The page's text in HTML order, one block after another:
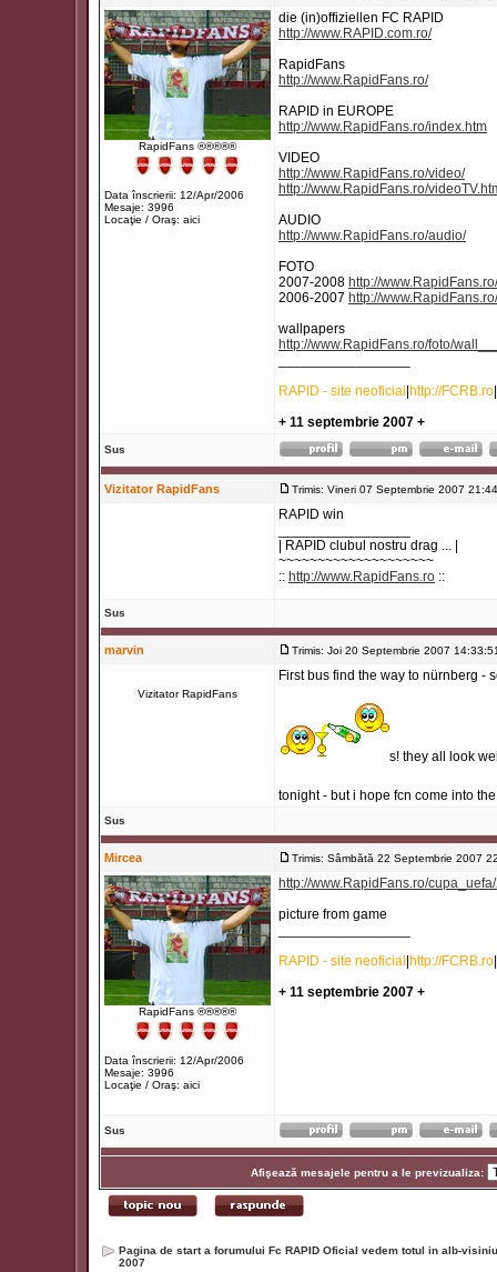
RapidFans ®®®®®
Data înscrierii: 12/Apr/2006
Mesaje: 3996
Locaţie / Oraş: aici
die (in)offiziellen FC RAPID
http://www.RAPID.com.ro/
RapidFans
http://www.RapidFans.ro/
RAPID in EUROPE
http://www.RapidFans.ro/index.htm
VIDEO
http://www.RapidFans.ro/video/
http://www.RapidFans.ro/
AUDIO
http://www.RapidFans.ro/audio/
FOTO
2007-2008 http://
2006-2007 http://
wallpapers
http://www.RapidFans.ro/foto/
RAPID - site neoficial http://FCRB.ro
+ 11 septembrie 2007 +
Sus
Vizitator RapidFans Trimis: Vineri 07 Septembrie 2007
RAPID win
| RAPID clubul nostru drag ... |
~~~~~~~~~~~~~~~~~~~~
:: http://www.RapidFans.ro ::
Sus
marvin Trimis: Joi 20 Septembrie 2007
Vizitator RapidFans
First bus find the way to nürnberg -
s! they all look
tonight - but i hope fcn come into
Sus
Mircea Trimis: Sâmbătă 22 Septembrie 2007
RapidFans ®®®®®
Data înscrierii: 12/Apr/2006
Mesaje: 3996
Locaţie / Oraş: aici
http://www.RapidFans.ro/
picture from game
RAPID - site neoficial http://FCRB.ro
+ 11 septembrie 2007 +
Sus
Afişează mesajele pentru a le previzualiza:
Pagina de start a forumului Fc RAPID Oficial vedem totul in alb-
2007